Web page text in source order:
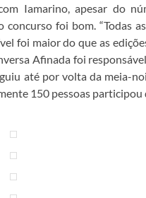
Iamarino, apesar do
concurso foi bom. “Todas
foi maior do que as
Afinada foi
até por volta da meia-
150 pessoas participou